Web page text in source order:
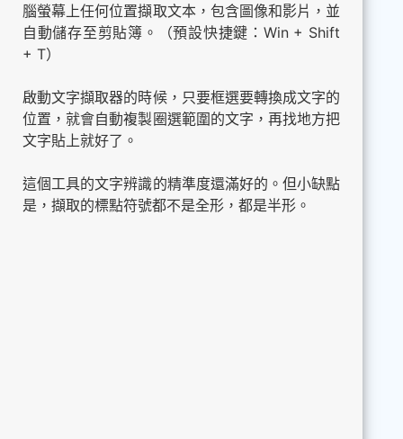
腦螢幕上任何位置擷取文本，包含圖像和影片，並
自動儲存至剪貼簿。（預設快捷鍵：Win + Shift
+ T）
啟動文字擷取器的時候，只要框選要轉換成文字的
位置，就會自動複製圈選範圍的文字，再找地方把
文字貼上就好了。
這個工具的文字辨識的精準度還滿好的。但小缺點
是，擷取的標點符號都不是全形，都是半形。